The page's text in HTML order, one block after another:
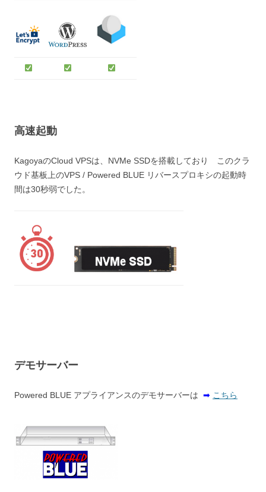
高速起動
KagoyaのCloud VPSは、NVMe SSDを搭載しており このクラ
ウド基板上のVPS / Powered BLUE リバースプロキシの起動時
間は30秒弱でした。
デモサーバー
Powered BLUE アプライアンスのデモサーバーは ➡ こちら